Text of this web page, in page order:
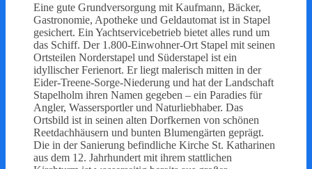
Eine gute Grundversorgung mit Kaufmann, Bäcker,
Gastronomie, Apotheke und Geldautomat ist in Stapel
gesichert. Ein Yachtservicebetrieb bietet alles rund um
das Schiff. Der 1.800-Einwohner-Ort Stapel mit seinen
Ortsteilen Norderstapel und Süderstapel ist ein
idyllischer Ferienort. Er liegt malerisch mitten in der
Eider-Treene-Sorge-Niederung und hat der Landschaft
Stapelholm ihren Namen gegeben – ein Paradies für
Angler, Wassersportler und Naturliebhaber. Das
Ortsbild ist in seinen alten Dorfkernen von schönen
Reetdachhäusern und bunten Blumengärten geprägt.
Die in der Sanierung befindliche Kirche St. Katharinen
aus dem 12. Jahrhundert mit ihrem stattlichen